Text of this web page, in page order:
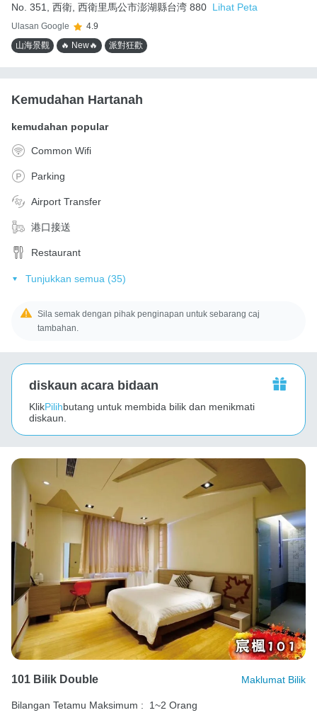
No. 351, 西衛, 西衛里馬公市澎湖縣台湾 880 Lihat Peta
Ulasan Google
4.9
山海景觀
🔥 New🔥 派對狂歡
Kemudahan Hartanah
kemudahan popular
Common Wifi
Parking
Airport Transfer
港口接送
Restaurant
Tunjukkan semua (35)
Sila semak dengan pihak penginapan untuk sebarang caj
tambahan.
diskaun acara bidaan
KlikPilihbutang untuk membida bilik dan menikmati
diskaun.
101 Bilik Double Maklumat Bilik
Bilangan Tetamu Maksimum :
1~2 Orang